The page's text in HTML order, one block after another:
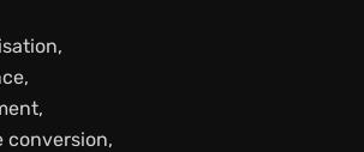
conversion,